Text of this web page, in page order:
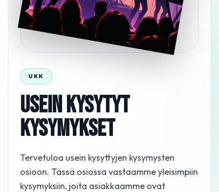
UKK
USEIN KYSYTYT
KYSYMYKSET
Tervetuloa usein kysyttyjen kysymysten
osioon. Tässä osiossa vastaamme yleisimpiin
kysymyksiin, joita asiakkaamme ovat